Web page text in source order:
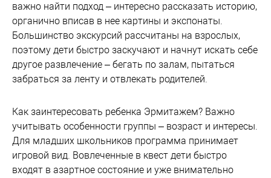
важно найти подход – интересно рассказать историю,
органично вписав в нее картины и экспонаты.
Большинство экскурсий рассчитаны на взрослых,
поэтому дети быстро заскучают и начнут искать себе
другое развлечение – бегать по залам, пытаться
забраться за ленту и отвлекать родителей.
Как заинтересовать ребенка Эрмитажем? Важно
учитывать особенности группы – возраст и интересы.
Для младших школьников программа принимает
игровой вид. Вовлеченные в квест дети быстро
входят в азартное состояние и уже внимательно